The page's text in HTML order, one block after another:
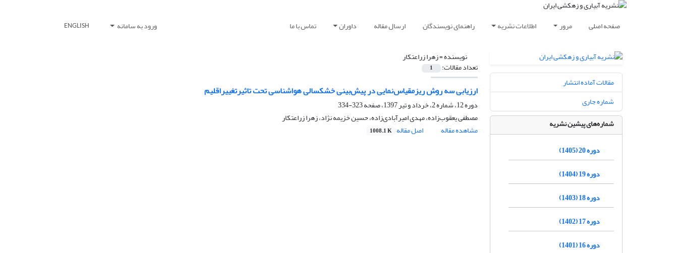
صفحه اصلی مرور اطلاعات نشریه راهنمای نویسندگان ارسال مقاله داوران تماس با ما ورود به سامانه ENGLISH
نویسنده =زهرا زراعتکار
تعداد مقالات: 1
ارزیابی سه روش ریزمقیاس‌نمایی در پیش‌بینی خشکسالی هواشناسی تحت تاثیرتغییراقلیم
دوره 12، شماره 2، خرداد و تیر 1397، صفحه
323-334
مصطفی یعقوب‌زاده، مهدی امیرآبادی‌زاده، حسین خزیمه نژاد، زهرا زراعتکار
مشاهده مقاله
اصل مقاله 1008.1 K
مقالات آماده انتشار
شماره جاری
شماره‌های پیشین نشریه
دوره 20 (1405)
دوره 19 (1404)
دوره 18 (1403)
دوره 17 (1402)
دوره 16 (1401)